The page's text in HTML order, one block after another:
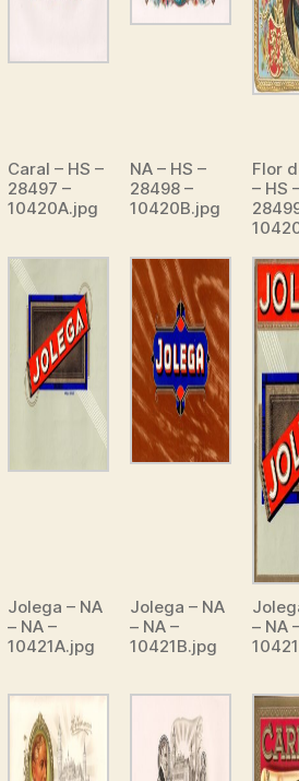
Caral – HS –
28497 –
10420A.jpg
NA – HS –
28498 –
10420B.jpg
Flor
– HS
Jolega – NA
– NA –
10421A.jpg
Jolega – NA
– NA –
10421B.jpg
– NA